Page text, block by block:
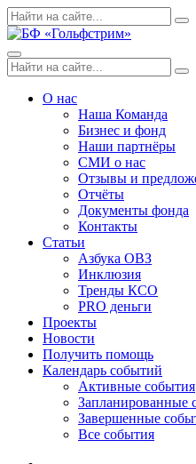
Skip
to
Поиск
по:
Menu
Поиск
по:
О нас
Наша Команда
Бизнес и фонд
Наши партнёры
СМИ о нас
Отзывы и
Отчёты
Документы фонда
Контакты
Статьи
Азбука ОВЗ
Инклюзия
Тренды КСО
PRO деньги
Проекты
Новости
Получить помощь
Календарь событий
Активные события
Запланированные
Завершенные
Все события